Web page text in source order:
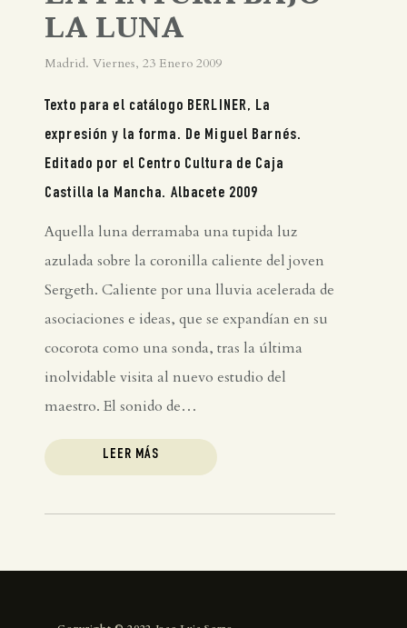
LA LUNA
Madrid. Viernes, 23 Enero 2009
Texto para el catálogo BERLINER, La
expresión y la forma. De Miguel Barnés.
Editado por el Centro Cultura de Caja
Castilla la Mancha. Albacete 2009
Aquella luna derramaba una tupida luz
azulada sobre la coronilla caliente del joven
Sergeth. Caliente por una lluvia acelerada de
asociaciones e ideas, que se expandían en su
cocorota como una sonda, tras la última
inolvidable visita al nuevo estudio del
maestro. El sonido de…
LEER MÁS